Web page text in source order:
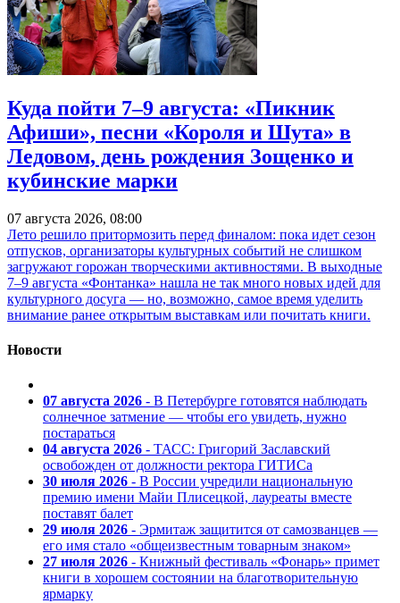
Куда пойти 7–9 августа: «Пикник
Афиши», песни «Короля и Шута» в
Ледовом, день рождения Зощенко и
кубинские марки
07 августа 2026, 08:00
Лето решило притормозить перед финалом: пока идет сезон
отпусков, организаторы культурных событий не слишком
загружают горожан творческими активностями. В выходные
7–9 августа «Фонтанка» нашла не так много новых идей для
культурного досуга — но, возможно, самое время уделить
внимание ранее открытым выставкам или почитать книги.
Новости
07 августа 2026 - В Петербурге готовятся наблюдать
солнечное затмение — чтобы его увидеть, нужно
постараться
04 августа 2026 - ТАСС: Григорий Заславский
освобожден от должности ректора ГИТИСа
30 июля 2026 - В России учредили национальную
премию имени Майи Плисецкой, лауреаты вместе
поставят балет
29 июля 2026 - Эрмитаж защитится от самозванцев —
его имя стало «общеизвестным товарным знаком»
27 июля 2026 - Книжный фестиваль «Фонарь» примет
книги в хорошем состоянии на благотворительную
ярмарку